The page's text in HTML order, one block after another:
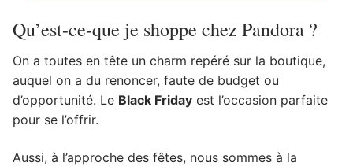
Qu’est-ce-que je shoppe chez Pandora ?
On a toutes en tête un charm repéré sur la boutique,
auquel on a du renoncer, faute de budget ou
d’opportunité. Le Black Friday est l’occasion parfaite
pour se l’offrir.
Aussi, à l’approche des fêtes, nous sommes à la